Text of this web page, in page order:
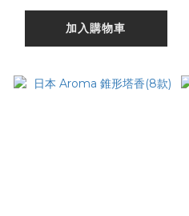
加入購物車